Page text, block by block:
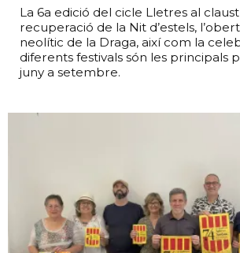
La 6a edició del cicle Lletres al
recuperació de la Nit d’estels,
neolític de la Draga, així com la
diferents festivals són les principals
juny a setembre.